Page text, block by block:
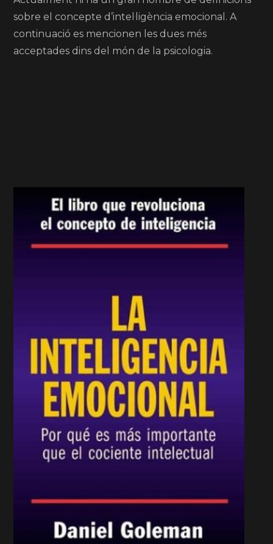
sobre el concepte d’intel·ligència emocional. A
continuació es mencionen les dues més
acceptades dins del món de la psicologia.